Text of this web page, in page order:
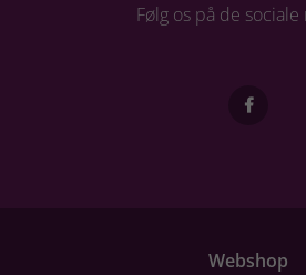
Følg os på de
Webshop